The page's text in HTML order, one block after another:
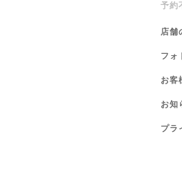
予約
店舗
フォ
お客
お知
プラ